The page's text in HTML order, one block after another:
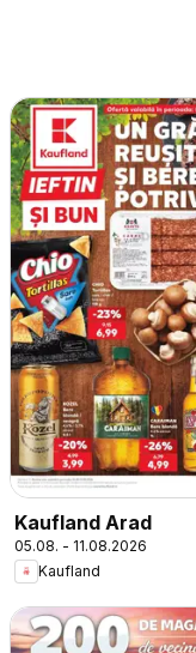
Kaufland Arad
05.08. - 11.08.2026
Kaufland